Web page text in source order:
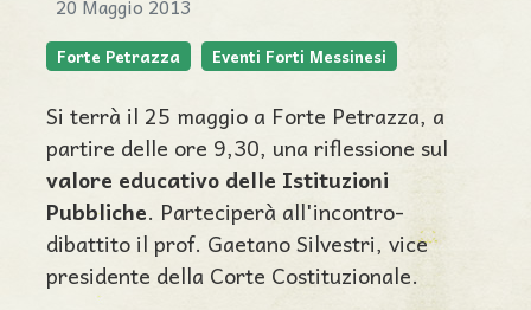
20 Maggio 2013
Forte Petrazza Eventi Forti Messinesi
Si terrà il 25 maggio a Forte Petrazza, a
partire delle ore 9,30, una riflessione sul
valore educativo delle Istituzioni
Pubbliche. Parteciperà all'incontro-
dibattito il prof. Gaetano Silvestri, vice
presidente della Corte Costituzionale.